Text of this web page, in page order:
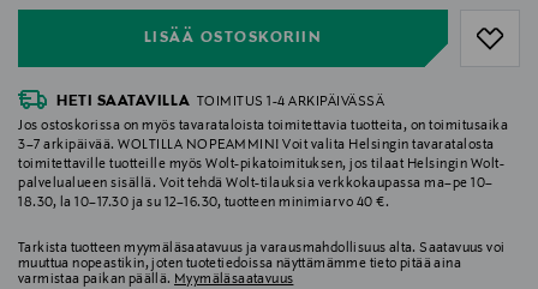
LISÄÄ OSTOSKORIIN
HETI SAATAVILLA
TOIMITUS 1-4 ARKIPÄIVÄSSÄ
Jos ostoskorissa on myös tavarataloista toimitettavia tuotteita, on toimitusaika
3–7 arkipäivää. WOLTILLA NOPEAMMIN! Voit valita Helsingin tavaratalosta
toimitettaville tuotteille myös Wolt-pikatoimituksen, jos tilaat Helsingin Wolt-
palvelualueen sisällä. Voit tehdä Wolt-tilauksia verkkokaupassa ma–pe 10–
18.30, la 10–17.30 ja su 12–16.30, tuotteen minimiarvo 40 €.
Tarkista tuotteen myymäläsaatavuus ja varausmahdollisuus alta. Saatavuus voi
muuttua nopeastikin, joten tuotetiedoissa näyttämämme tieto pitää aina
varmistaa paikan päällä. Myymäläsaatavuus